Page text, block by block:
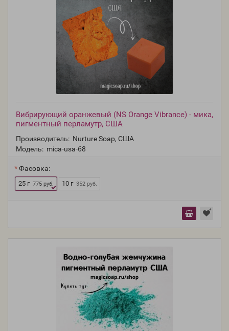
Вибрирующий оранжевый (NS Orange Vibrance) - мика,
пигментный перламутр, США
Производитель: Nurture Soap, США
Модель: mica-usa-68
Фасовка:
25 г 775 руб. 10 г 352 руб.